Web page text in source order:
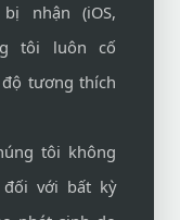
nhận (iOS,
tôi luôn cố
tương thích
tôi không
với bất kỳ